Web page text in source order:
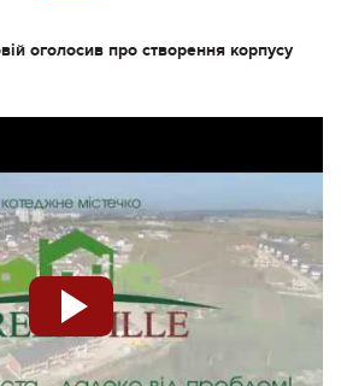
оголосив про створення корпусу